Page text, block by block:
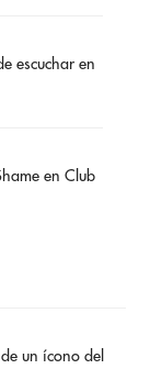
escuchar en
en Club
un ícono del